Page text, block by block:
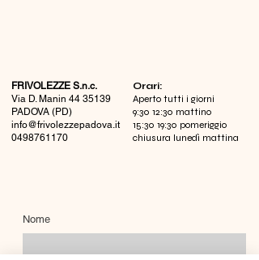
FRIVOLEZZE S.n.c.
Via D. Manin 44 35139
PADOVA (PD)
info@frivolezzepadova.it
0498761170
​Orari:
Aperto tutti i giorni
9:30 12:30 mattino
15:30 19:30 pomeriggio
chiusura lunedì mattina
Nome